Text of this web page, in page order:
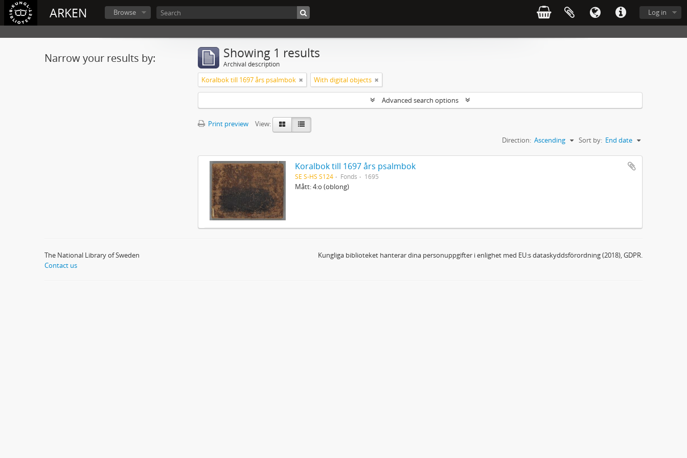
ARKEN Log in
Browse
Narrow your results by: Showing 1 results
Archival description
Koralbok till 1697 års psalmbok With digital objects
Advanced search options
Print preview
View:
Sort by: End date
Direction: Ascending
Koralbok till 1697 års psalmbok
SE S-HS S124 Fonds 1695
Mått: 4:o (oblong)
The National Library of Sweden
Contact us
Kungliga biblioteket hanterar dina personuppgifter i enlighet med EU:s dataskyddsförordning (2018), GDPR.